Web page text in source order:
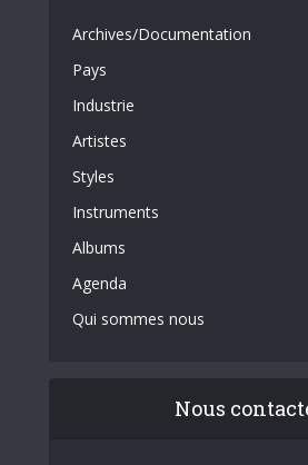
Archives/Documentation
Pays
Industrie
Artistes
Styles
Instruments
Albums
Agenda
Qui sommes nous
Nous